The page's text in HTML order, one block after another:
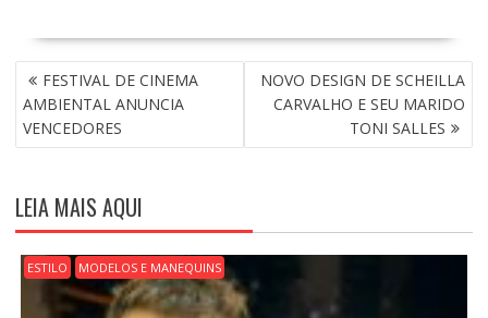
N
A
V
E
A
Ç
Ã
O
D
FESTIVAL DE CINEMA
AMBIENTAL ANUNCIA
VENCEDORES
NOVO DESIGN DE SCHEILLA
CARVALHO E SEU MARIDO
TONI SALLES
LEIA MAIS AQUI
ESTILO MODELOS E MANEQUINS